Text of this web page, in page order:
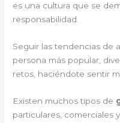
es una cultura que se
responsabilidad.
Seguir las tendencias de
persona más popular,
retos, haciéndote sentir
Existen muchos tipos de
particulares, comerciales